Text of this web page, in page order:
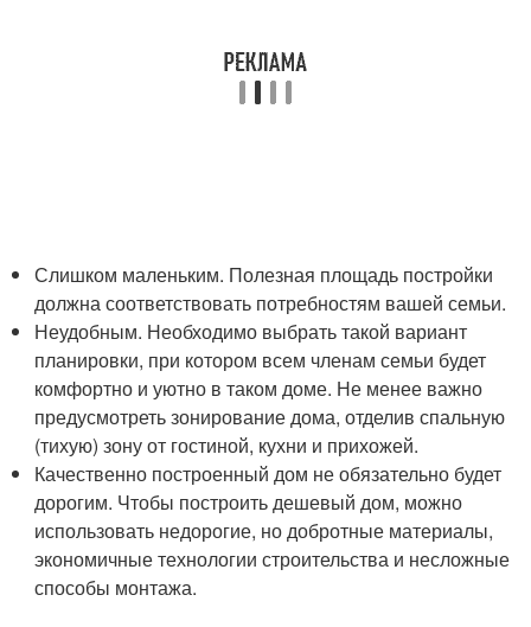
Слишком маленьким. Полезная площадь постройки
должна соответствовать потребностям вашей семьи.
Неудобным. Необходимо выбрать такой вариант
планировки, при котором всем членам семьи будет
комфортно и уютно в таком доме. Не менее важно
предусмотреть зонирование дома, отделив спальную
(тихую) зону от гостиной, кухни и прихожей.
Качественно построенный дом не обязательно будет
дорогим. Чтобы построить дешевый дом, можно
использовать недорогие, но добротные материалы,
экономичные технологии строительства и несложные
способы монтажа.